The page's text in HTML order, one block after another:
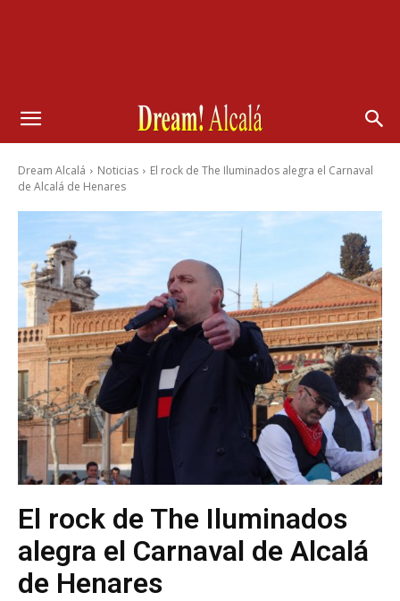
Dream Alcalá Noticias
El rock de The Iluminados alegra el Carnaval
de Alcalá de Henares
El rock de The Iluminados
alegra el Carnaval de Alcalá
de Henares